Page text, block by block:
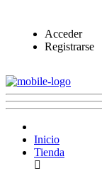
Acceder
Registrarse
Inicio
Tienda